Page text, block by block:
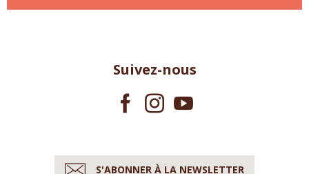
Suivez-nous
S'ABONNER À LA NEWSLETTER